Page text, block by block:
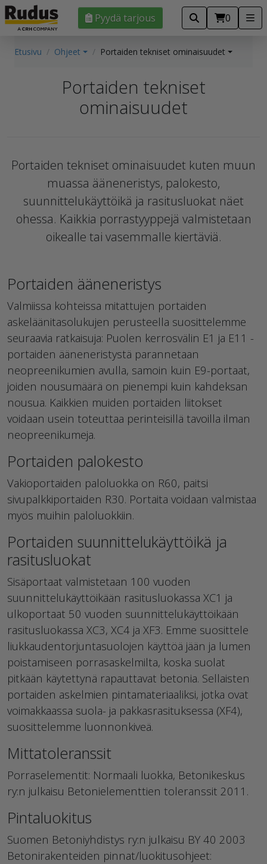
Pyydä tarjous 0
Etusivu Ohjeet Portaiden tekniset ominaisuudet
Portaiden tekniset
ominaisuudet
Portaiden tekniset ominaisuudet kuten muun
muassa ääneneristys, palokesto,
suunnittelukäyttöikä ja rasitusluokat näet
ohessa. Kaikkia porrastyyppejä valmistetaan
oikealle tai vasemmalle kiertäviä.
Portaiden ääneneristys
Valmiissa kohteissa mitattujen portaiden
askeläänitasolukujen perusteella suosittelemme
seuraavia ratkaisuja: Puolen kerrosvälin E1 ja E11 -
portaiden ääneneristystä parannetaan
neopreenikumien avulla, samoin kuin E9-portaat,
joiden nousumäärä on pienempi kuin kahdeksan
nousua. Kaikkien muiden portaiden liitokset
voidaan usein toteuttaa perinteisillä tavoilla ilman
neopreenikumeja.
Portaiden palokesto
Vakioportaiden paloluokka on R60, paitsi
sivupalkkiportaiden R30. Portaita voidaan valmistaa
myös muihin paloluokkiin.
Portaiden suunnittelukäyttöikä ja
rasitusluokat
Sisäportaat valmistetaan 100 vuoden
suunnittelukäyttöikään rasitusluokassa XC1 ja
ulkoportaat 50 vuoden suunnittelukäyttöikään
rasitusluokassa XC3, XC4 ja XF3. Emme suosittele
liukkaudentorjuntasuolojen käyttöä jään ja lumen
poistamiseen porrasaskelmilta, koska suolat
pitkään käytettynä rapauttavat betonia. Sellaisten
portaiden askelmien pintamateriaaliksi, jotka ovat
voimakkaassa suola- ja pakkasrasituksessa (XF4),
suosittelemme luonnonkiveä.
Mittatoleranssit
Porraselementit: Normaali luokka, Betonikeskus
ry:n julkaisu Betonielementtien toleranssit 2011.
Pintaluokitus
Suomen Betoniyhdistys ry:n julkaisu BY 40 2003
Betonirakenteiden pinnat/luokitusohjeet: